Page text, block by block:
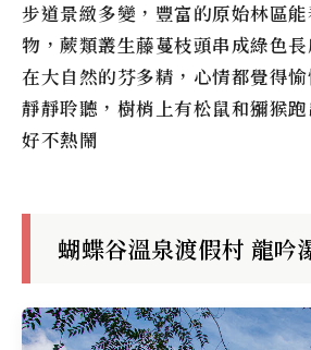
步道景緻多變，豐富的原始林區
物，蕨類叢生藤蔓枝頭串成綠色
在大自然的芬多精，心情都覺得
靜靜聆聽，樹梢上有松鼠和獼猴
好不熱鬧
蝴蝶谷溫泉渡假村 龍吟